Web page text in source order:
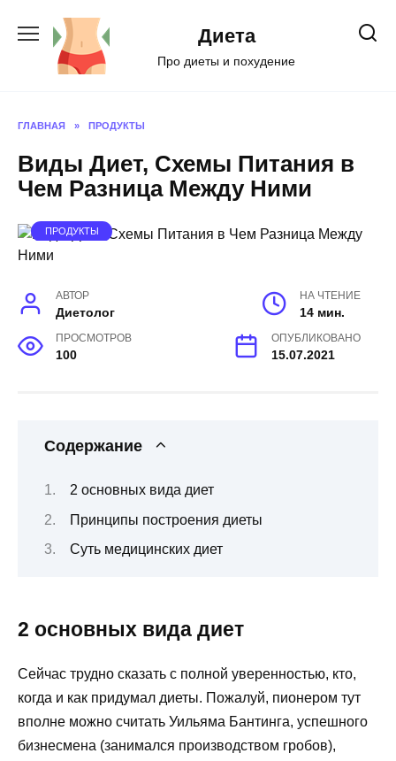
содержанию
Диета
Про диеты и похудение
ГЛАВНАЯ » ПРОДУКТЫ
Виды Диет, Схемы Питания в
Чем Разница Между Ними
ПРОДУКТЫ
АВТОР
Диетолог
НА ЧТЕНИЕ
14 мин.
ПРОСМОТРОВ
100
ОПУБЛИКОВАНО
15.07.2021
Содержание
2 основных вида диет
Принципы построения диеты
Суть медицинских диет
2 основных вида диет
Сейчас трудно сказать с полной уверенностью, кто,
когда и как придумал диеты. Пожалуй, пионером тут
вполне можно считать Уильяма Бантинга, успешного
бизнесмена (занимался производством гробов),